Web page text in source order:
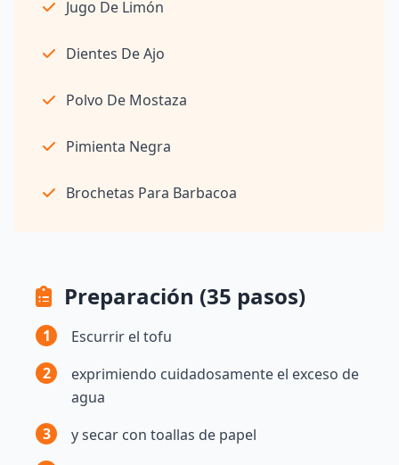
Jugo De Limón
Dientes De Ajo
Polvo De Mostaza
Pimienta Negra
Brochetas Para Barbacoa
Preparación (35 pasos)
1
Escurrir el tofu
2
exprimiendo cuidadosamente el exceso de
agua
3
y secar con toallas de papel